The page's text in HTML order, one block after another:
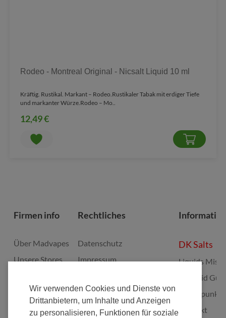
Wir verwenden Cookies und Dienste von
Drittanbietern, um Inhalte und Anzeigen
zu personalisieren, Funktionen für soziale
Rodeo - Montreal Original - Nicsalt Liquid 10 ml
Kräftig. Rustikal. Markant – Rodeo.Rustikaler Tabak mit erdiger Tiefe
und markanter Würze.Rodeo – Mo..
12,49 €
Firmen info
Über Madvapes
Unsere Stores
Franchise
Rechtliches
Datenschutz
Impressum
Batterieverordnung
Elektrogeräte Rücknahme
DK Salts
Liquids
E-Liquid
Bonuspunkte
Kontakt